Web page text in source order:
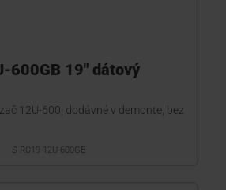
600GB 19" dátový
12U-600, dodávné v demonte, bez
S-RC19-12U-600GB